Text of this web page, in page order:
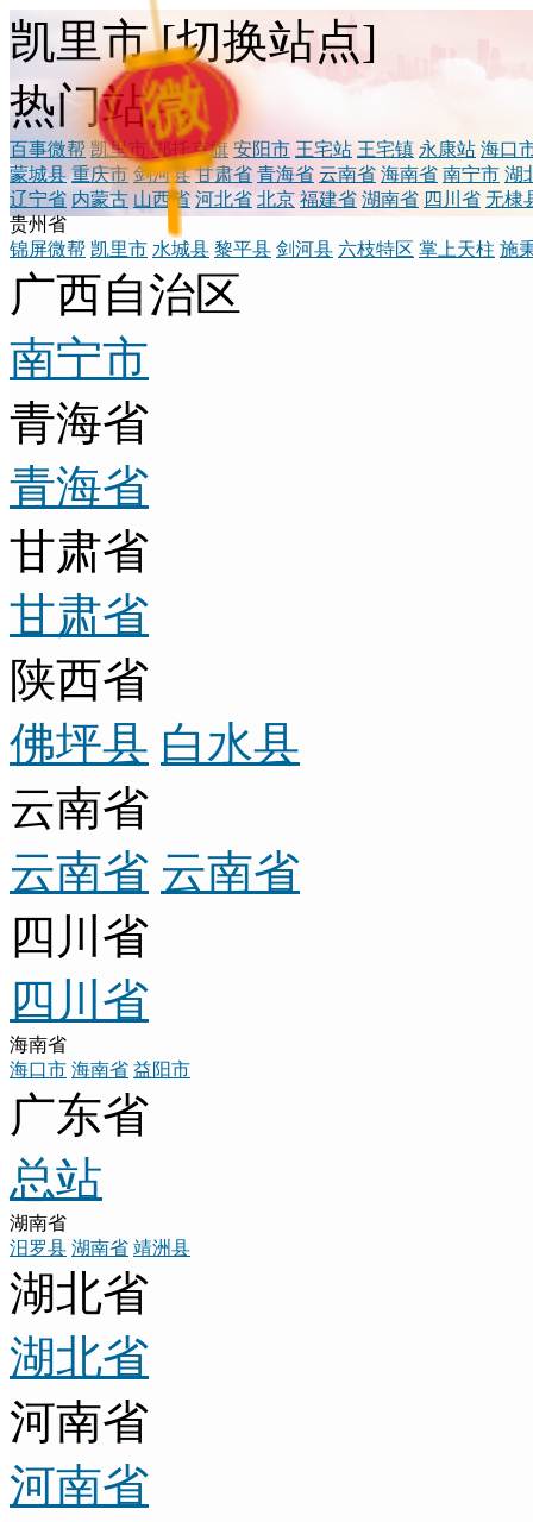
凯里市 [切换站点]
热门站点
百事微帮 凯里市 鄂托克旗 安阳市 王宅站 王宅镇 永康站 海口
蒙城县 重庆市 剑河县 甘肃省 青海省 云南省 海南省 南宁市 湖
辽宁省 内蒙古 山西省 河北省 北京 福建省 湖南省 四川省 无棣
贵州省
锦屏微帮 凯里市 水城县 黎平县 剑河县 六枝特区 掌上天柱 施
广西自治区
南宁市
青海省
青海省
甘肃省
甘肃省
陕西省
佛坪县 白水县
云南省
云南省 云南省
四川省
四川省
海南省
海口市 海南省 益阳市
广东省
总站
湖南省
汨罗县 湖南省 靖洲县
湖北省
湖北省
河南省
河南省
微